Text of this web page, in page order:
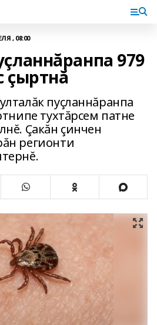
, 08:00
979
çыртнă
пуçланнăранпа
тухтăрсем патне
Çакăн çинчен
регионти